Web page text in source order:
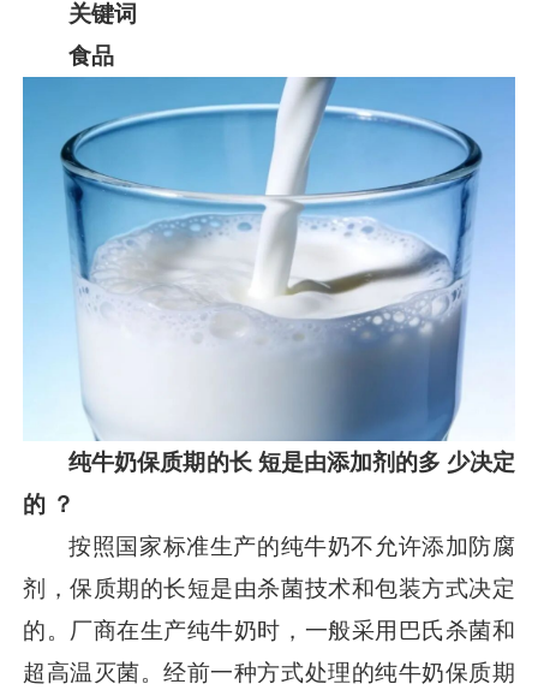
关键词
食品
纯牛奶保质期的长 短是由添加剂的多 少决定
的 ？
按照国家标准生产的纯牛奶不允许添加防腐
剂，保质期的长短是由杀菌技术和包装方式决定
的。厂商在生产纯牛奶时，一般采用巴氏杀菌和
超高温灭菌。经前一种方式处理的纯牛奶保质期